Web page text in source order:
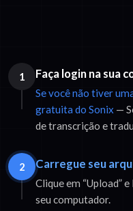
1 Faça login na sua
Se você não tiver
gratuita do Sonix —
de transcrição e
2 Carregue seu
Clique em “Upload”
seu computador.